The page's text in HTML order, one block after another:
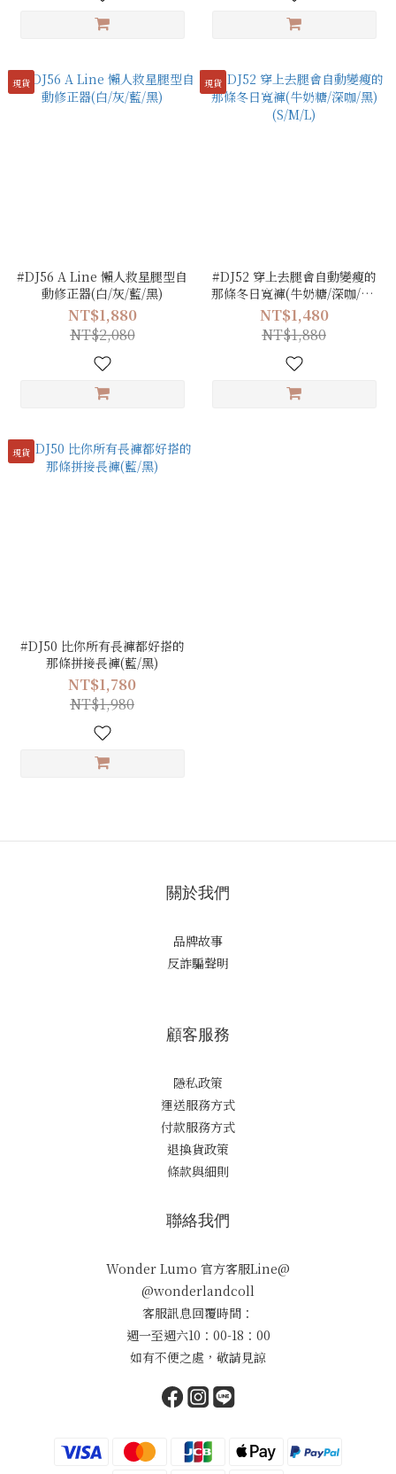
現貨
#DJ56 A Line 懶人救星腿型自
動修正器(白/灰/藍/黑)
NT$1,880
NT$2,080
現貨
#DJ52 穿上去腿會自動變瘦的
那條冬日寬褲(牛奶糖/深咖/黑)
(S/M/L)
NT$1,480
NT$1,880
現貨
#DJ50 比你所有長褲都好搭的
那條拼接長褲(藍/黑)
NT$1,780
NT$1,980
關於我們
品牌故事
反詐騙聲明
顧客服務
隱私政策
運送服務方式
付款服務方式
退換貨政策
條款與細則
聯絡我們
Wonder Lumo 官方客服Line@
@wonderlandcoll
客服訊息回覆時間：
週一至週六10：00-18：00
如有不便之處，敬請見諒